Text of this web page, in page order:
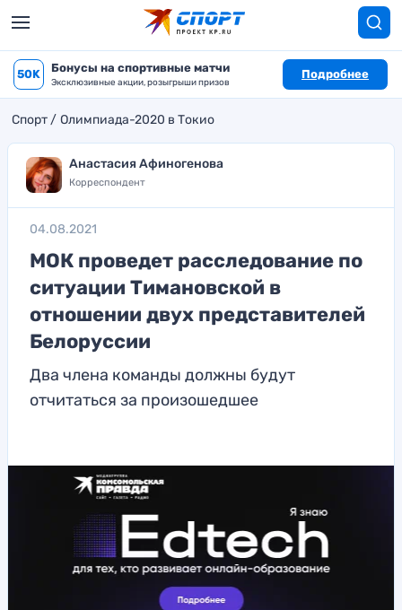
50K Бонусы на спортивные матчи
Эксклюзивные акции, розыгрыши призов
Подробнее
Спорт Олимпиада-2020 в Токио
Анастасия Афиногенова
Корреспондент
04.08.2021
МОК проведет расследование по
ситуации Тимановской в
отношении двух представителей
Белоруссии
Два члена команды должны будут
отчитаться за произошедшее